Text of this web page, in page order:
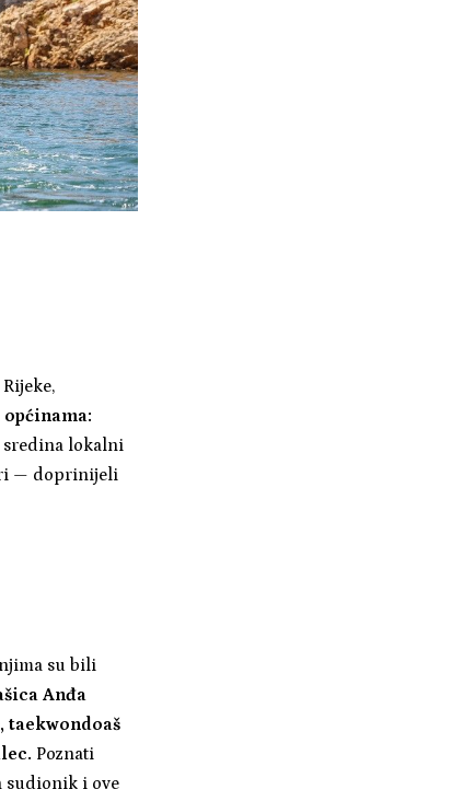
sredina lokalni
— doprinijeli
su bili
Anđa
taekwondoaš
Poznati
sudionik i ove